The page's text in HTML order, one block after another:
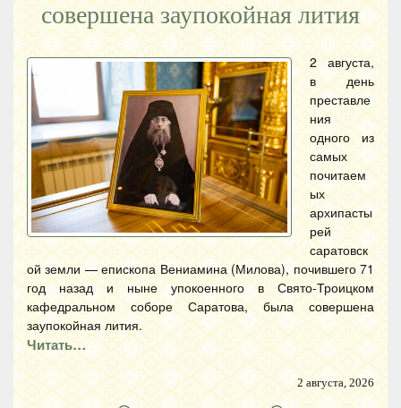
совершена заупокойная лития
2 августа,
в день
преставле
ния
одного из
самых
почитаем
ых
архипасты
рей
саратовск
ой земли — епископа Вениамина (Милова), почившего 71
год назад и ныне упокоенного в Свято-Троицком
кафедральном соборе Саратова, была совершена
заупокойная лития.
Читать…
2 августа, 2026